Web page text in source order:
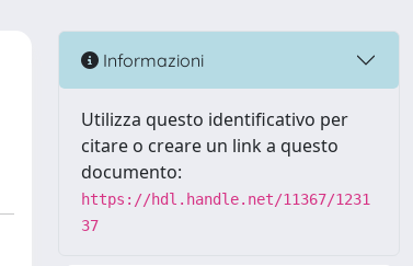
Informazioni
Utilizza questo identificativo per
citare o creare un link a questo
documento:
https://hdl.handle.net/11367/1231
37